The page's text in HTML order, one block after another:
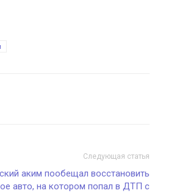
Следующая статья
аким пообещал восстановить
авто, на котором попал в ДТП с